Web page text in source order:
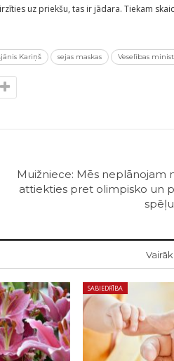
uz priekšu, tas ir jādara. Tiekam
Kariņš sejas maskas Veselības
Muižniece: Mēs neplānojam
attiekties pret olimpisko un
SABIEDRĪBA